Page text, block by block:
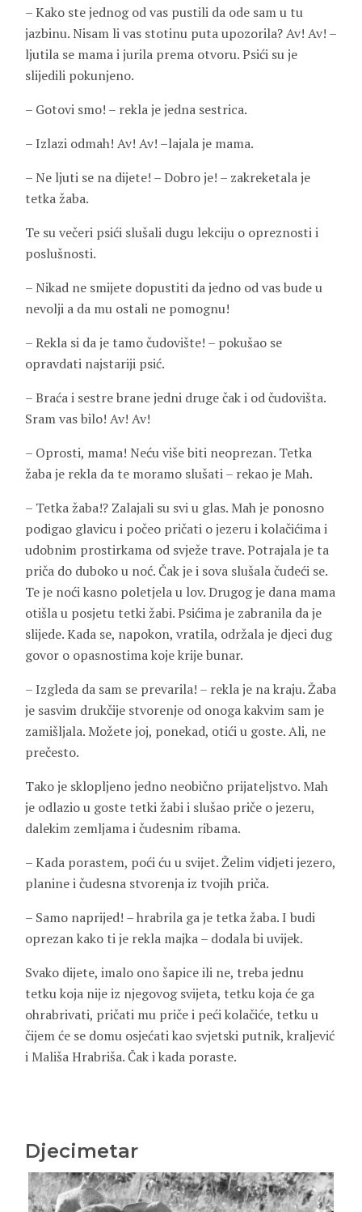
– Kako ste jednog od vas pustili da ode sam u tu
jazbinu. Nisam li vas stotinu puta upozorila? Av! Av! –
ljutila se mama i jurila prema otvoru. Psići su je
slijedili pokunjeno.
– Gotovi smo! – rekla je jedna sestrica.
– Izlazi odmah! Av! Av! –lajala je mama.
– Ne ljuti se na dijete! – Dobro je! – zakreketala je
tetka žaba.
Te su večeri psići slušali dugu lekciju o opreznosti i
poslušnosti.
– Nikad ne smijete dopustiti da jedno od vas bude u
nevolji a da mu ostali ne pomognu!
– Rekla si da je tamo čudovište! – pokušao se
opravdati najstariji psić.
– Braća i sestre brane jedni druge čak i od čudovišta.
Sram vas bilo! Av! Av!
– Oprosti, mama! Neću više biti neoprezan. Tetka
žaba je rekla da te moramo slušati – rekao je Mah.
– Tetka žaba!? Zalajali su svi u glas. Mah je ponosno
podigao glavicu i počeo pričati o jezeru i kolačićima i
udobnim prostirkama od svježe trave. Potrajala je ta
priča do duboko u noć. Čak je i sova slušala čudeći se.
Te je noći kasno poletjela u lov. Drugog je dana mama
otišla u posjetu tetki žabi. Psićima je zabranila da je
slijede. Kada se, napokon, vratila, održala je djeci dug
govor o opasnostima koje krije bunar.
– Izgleda da sam se prevarila! – rekla je na kraju. Žaba
je sasvim drukčije stvorenje od onoga kakvim sam je
zamišljala. Možete joj, ponekad, otići u goste. Ali, ne
prečesto.
Tako je sklopljeno jedno neobično prijateljstvo. Mah
je odlazio u goste tetki žabi i slušao priče o jezeru,
dalekim zemljama i čudesnim ribama.
– Kada porastem, poći ću u svijet. Želim vidjeti jezero,
planine i čudesna stvorenja iz tvojih priča.
– Samo naprijed! – hrabrila ga je tetka žaba. I budi
oprezan kako ti je rekla majka – dodala bi uvijek.
Svako dijete, imalo ono šapice ili ne, treba jednu
tetku koja nije iz njegovog svijeta, tetku koja će ga
ohrabrivati, pričati mu priče i peći kolačiće, tetku u
čijem će se domu osjećati kao svjetski putnik, kraljević
i Mališa Hrabriša. Čak i kada poraste.
Djecimetar